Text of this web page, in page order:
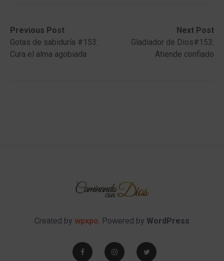
Post
navigation
Previous Post
Previous
post:Gotas de sabiduría #153:
Cura el alma agobiada
Next Post
Next
post:
Gladiador de Dios#153:
Atiende confiado
Created by wpxpo. Powered by WordPress